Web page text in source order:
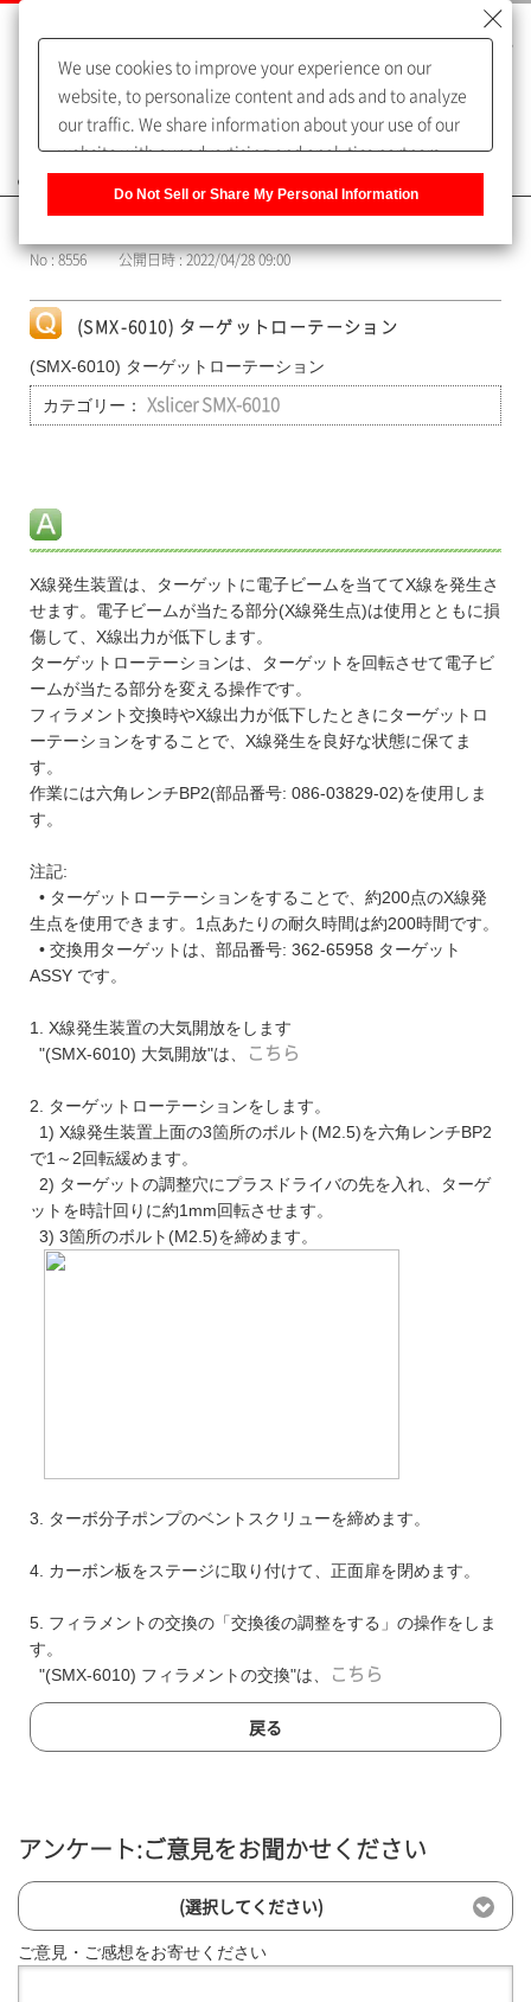
よくあるご質問（FAQ）
No : 8556 公開日時 : 2022/04/28 09:00
(SMX-6010) ターゲットローテーション
(SMX-6010) ターゲットローテーション
カテゴリー： Xslicer SMX-6010
X線発生装置は、ターゲットに電子ビームを当ててX線を発生さ
せます。電子ビームが当たる部分(X線発生点)は使用とともに損
傷して、X線出力が低下します。
ターゲットローテーションは、ターゲットを回転させて電子ビ
ームが当たる部分を変える操作です。
フィラメント交換時やX線出力が低下したときにターゲットロ
ーテーションをすることで、X線発生を良好な状態に保てま
す。
作業には六角レンチBP2(部品番号: 086-03829-02)を使用しま
す。
注記:
• ターゲットローテーションをすることで、約200点のX線発
生点を使用できます。1点あたりの耐久時間は約200時間です。
• 交換用ターゲットは、部品番号: 362-65958 ターゲット
ASSY です。
1. X線発生装置の大気開放をします
"(SMX-6010) 大気開放"は、
こちら
2. ターゲットローテーションをします。
1) X線発生装置上面の3箇所のボルト(M2.5)を六角レンチBP2
で1～2回転緩めます。
2) ターゲットの調整穴にプラスドライバの先を入れ、ターゲ
ットを時計回りに約1mm回転させます。
3) 3箇所のボルト(M2.5)を締めます。
3. ターボ分子ポンプのベントスクリューを締めます。
4. カーボン板をステージに取り付けて、正面扉を閉めます。
5. フィラメントの交換の「交換後の調整をする」の操作をしま
す。
"(SMX-6010) フィラメントの交換"は、
こちら
戻る
アンケート:ご意見をお聞かせください
(選択してください)
ご意見・ご感想をお寄せください
We use cookies to improve your experience on our
website, to personalize content and ads and to analyze
our traffic. We share information about your use of our
website with our advertising and analytics partners,
of our sharing information about you with our partners.
Information] to customize your cookie settings on our
Do Not Sell or Share My Personal Information